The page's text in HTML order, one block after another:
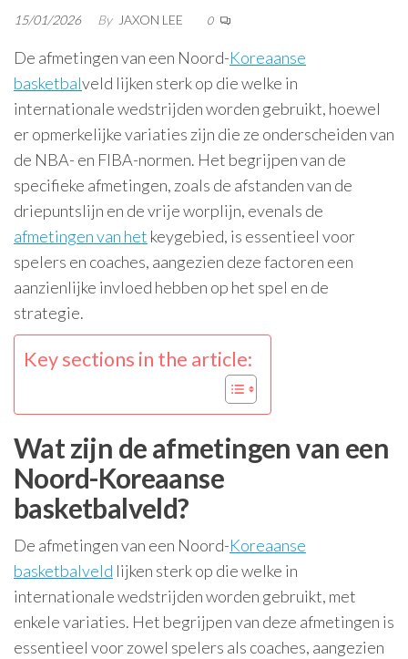
15/01/2026 By JAXON LEE 0
De afmetingen van een Noord-Koreaanse
basketbalveld lijken sterk op die welke in
internationale wedstrijden worden gebruikt, hoewel
er opmerkelijke variaties zijn die ze onderscheiden van
de NBA- en FIBA-normen. Het begrijpen van de
specifieke afmetingen, zoals de afstanden van de
driepuntslijn en de vrije worplijn, evenals de
afmetingen van het keygebied, is essentieel voor
spelers en coaches, aangezien deze factoren een
aanzienlijke invloed hebben op het spel en de
strategie.
Key sections in the article:
Wat zijn de afmetingen van een
Noord-Koreaanse
basketbalveld?
De afmetingen van een Noord-Koreaanse
basketbalveld lijken sterk op die welke in
internationale wedstrijden worden gebruikt, met
enkele variaties. Het begrijpen van deze afmetingen is
essentieel voor zowel spelers als coaches, aangezien